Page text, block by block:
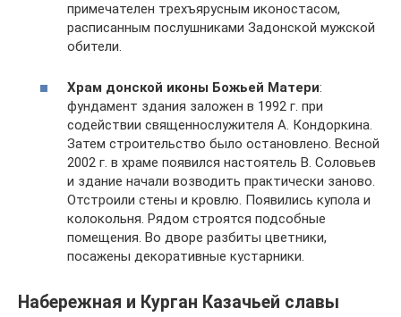
примечателен трехъярусным иконостасом,
расписанным послушниками Задонской мужской
обители.
Храм донской иконы Божьей Матери:
фундамент здания заложен в 1992 г. при
содействии священнослужителя А. Кондоркина.
Затем строительство было остановлено. Весной
2002 г. в храме появился настоятель В. Соловьев
и здание начали возводить практически заново.
Отстроили стены и кровлю. Появились купола и
колокольня. Рядом строятся подсобные
помещения. Во дворе разбиты цветники,
посажены декоративные кустарники.
Набережная и Курган Казачьей славы